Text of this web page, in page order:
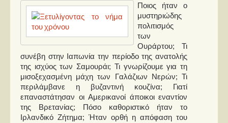
Ποιος ήταν ο
μυστηριώδης
πολιτισμός
των
Ουράρτου; Τι
συνέβη στην Ιαπωνία την περίοδο της ανατολής
της ισχύος των Σαμουράι; Τι γνωρίζουμε για τη
μισοξεχασμένη μάχη των Γαλάζιων Νερών; Τι
περιλάμβανε η βυζαντινή κουζίνα; Γιατί
επαναστάτησαν οι Αμερικανοί άποικοι εναντίον
της Βρετανίας; Πόσο καθοριστικό ήταν το
Ιρλανδικό Ζήτημα; Ήταν ορθή η απόφαση του